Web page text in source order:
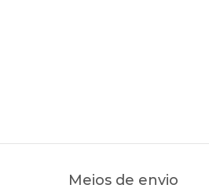
Meios de envio